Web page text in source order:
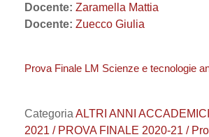
Docente: Zaramella Mattia
Docente: Zuecco Giulia
Prova Finale LM Scienze e tecnologie
Categoria ALTRI ANNI
2021 / PROVA FINALE 2020-21 /